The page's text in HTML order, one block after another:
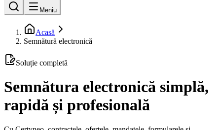
Meniu
Acasă
Semnătură electronică
Soluție completă
Semnătura electronică simplă,
rapidă și profesională